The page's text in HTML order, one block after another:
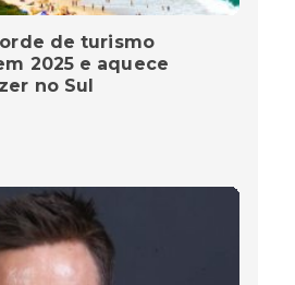
de turismo
2025 e aquece
no Sul